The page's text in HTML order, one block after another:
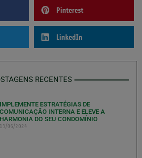
Pinterest
LinkedIn
RECENTES
IMPLEMENTE ESTRATÉGIAS DE
COMUNICAÇÃO INTERNA E ELEVE A
HARMONIA DO SEU CONDOMÍNIO
13/06/2024